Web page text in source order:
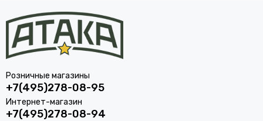
Розничные магазины
+7(495)278-08-95
Интернет-магазин
+7(495)278-08-94